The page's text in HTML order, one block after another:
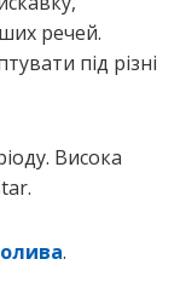
речей.
під різні
Висока
олива.